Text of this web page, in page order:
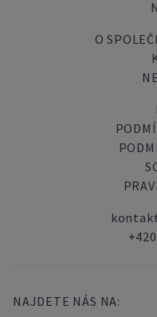
O
NAJDETE NÁS NA: